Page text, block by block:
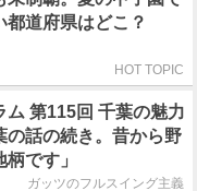
都道府県はどこ？
HOT TOPIC
ム 第115回 千葉の魅力
の話の続き。昔から野
です」
ガッツのフルスイング主義